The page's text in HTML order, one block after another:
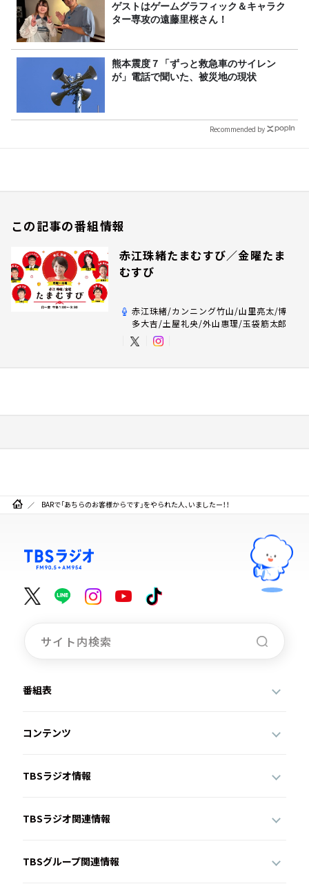
ゲストはゲームグラフィック＆キャラク
ター専攻の遠藤里桜さん！
熊本震度７「ずっと救急車のサイレン
が」電話で聞いた、被災地の現状
Recommended by
この記事の番組情報
赤江珠緒たまむすび／金曜たま
むすび
赤江珠緒/カンニング竹山/山里亮太/博
多大吉/土屋礼央/外山惠理/玉袋筋太郎
BARで「あちらのお客様からです」をやられた人、いましたー！！
番組表
コンテンツ
TBSラジオ情報
TBSラジオ関連情報
TBSグループ関連情報